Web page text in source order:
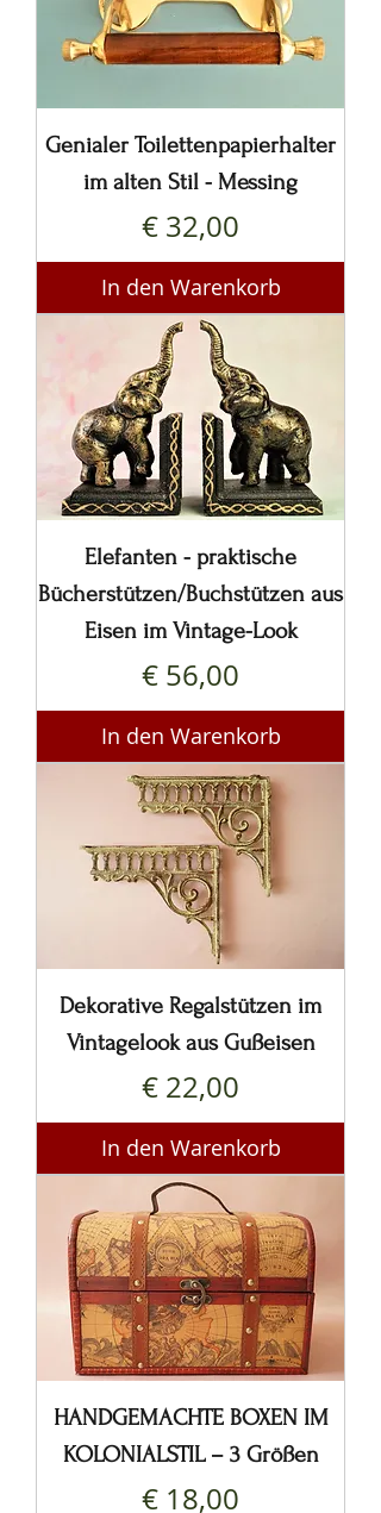
Genialer Toilettenpapierhalter
im alten Stil - Messing
Preis
€ 32,00
In den Warenkorb
Elefanten - praktische
Bücherstützen/Buchstützen aus
Eisen im Vintage-Look
Preis
€ 56,00
In den Warenkorb
Dekorative Regalstützen im
Vintagelook aus Gußeisen
Preis
€ 22,00
In den Warenkorb
HANDGEMACHTE BOXEN IM
KOLONIALSTIL – 3 Größen
Preis
€ 18,00